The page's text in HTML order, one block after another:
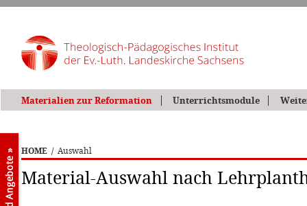
Materialien zur Reformation Unterrichtsmodule
HOME / Auswahl
Material-Auswahl nach